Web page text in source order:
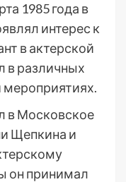
1985 года в
интерес к
в актерской
в различных
мероприятиях.
в Московское
Щепкина и
он принимал